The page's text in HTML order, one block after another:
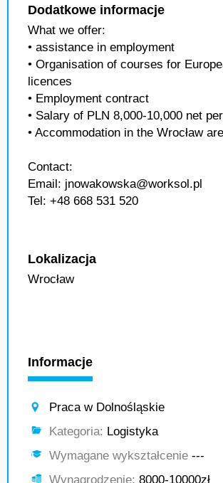
Dodatkowe informacje
What we offer:
• assistance in employment
• Organisation of courses for
licences
• Employment contract
• Salary of PLN 8,000-10,000 net
• Accommodation in the Wrocław
Contact:
Email: jnowakowska@worksol.pl
Tel: +48 668 531 520
Lokalizacja
Wrocław
Informacje
Praca w Dolnośląskie
Kategoria: Logistyka
Wymagane wykształcenie ---
Wynagrodzenie: 8000-10000zł